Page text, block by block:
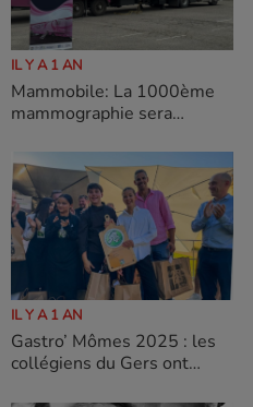
IL Y A 1 AN
Mammobile: La 1000ème
mammographie sera
Marsolan
IL Y A 1 AN
Gastro’ Mômes 2025 : les
collégiens du Gers ont